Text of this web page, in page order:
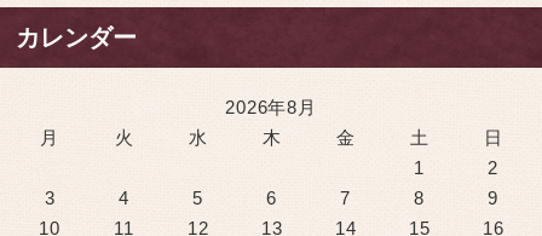
カレンダー
2026年8月
月
火 水 木 金 土 日
1
2
3
4 5 6 7 8
9
10
11 12 13 14 15
16